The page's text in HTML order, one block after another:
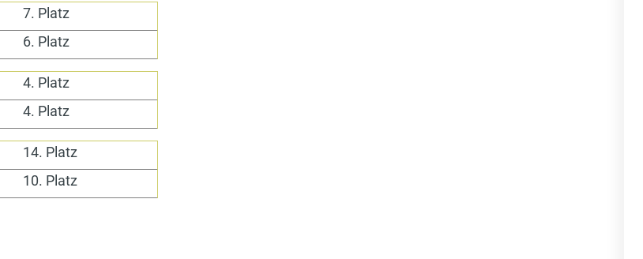
7. Platz
6. Platz
4. Platz
4. Platz
14. Platz
10. Platz